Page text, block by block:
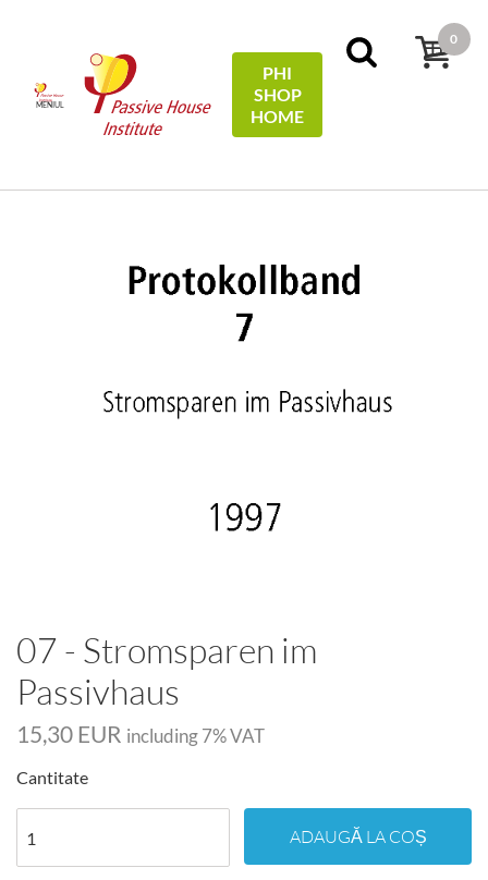
MENIUL
PHI
SHOP
HOME
0
Protocols 07 - Stromsparen im Passivhaus
07 - Stromsparen im
Passivhaus
15,30 EUR including 7% VAT
Cantitate
ADAUGĂ LA COȘ